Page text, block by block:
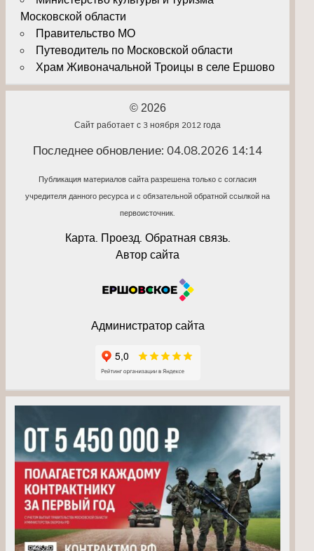
Московской области
Правительство МО
Путеводитель по Московской области
Храм Живоначальной Троицы в селе Ершово
© 2026
Сайт работает с 3 ноября 2012 года
Последнее обновление: 04.08.2026 14:14
Публикация материалов сайта разрешена только с согласия
учредителя данного ресурса и с обязательной обратной ссылкой на
первоисточник.
Карта. Проезд. Обратная связь.
Автор сайта
Администратор сайта